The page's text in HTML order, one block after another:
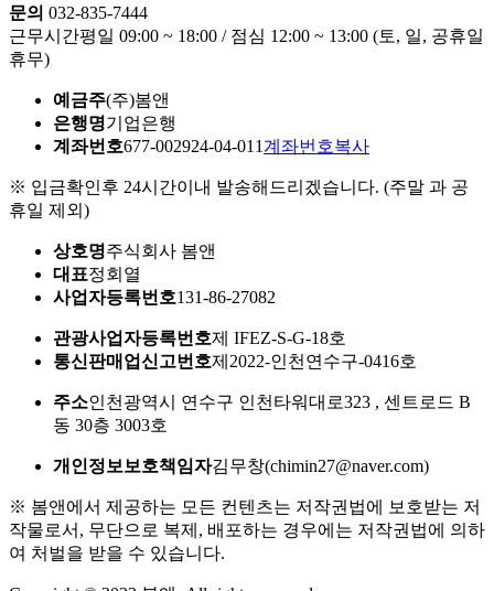
문의 032-835-7444
근무시간평일 09:00 ~ 18:00 / 점심 12:00 ~ 13:00 (토, 일, 공휴일
휴무)
예금주(주)봄앤
은행명기업은행
계좌번호677-002924-04-011계좌번호복사
※ 입금확인후 24시간이내 발송해드리겠습니다. (주말 과 공
휴일 제외)
상호명주식회사 봄앤
대표정회열
사업자등록번호131-86-27082
관광사업자등록번호제 IFEZ-S-G-18호
통신판매업신고번호제2022-인천연수구-0416호
주소인천광역시 연수구 인천타워대로323 , 센트로드 B
동 30층 3003호
개인정보보호책임자김무창(chimin27@naver.com)
※ 봄앤에서 제공하는 모든 컨텐츠는 저작권법에 보호받는 저
작물로서, 무단으로 복제, 배포하는 경우에는 저작권법에 의하
여 처벌을 받을 수 있습니다.